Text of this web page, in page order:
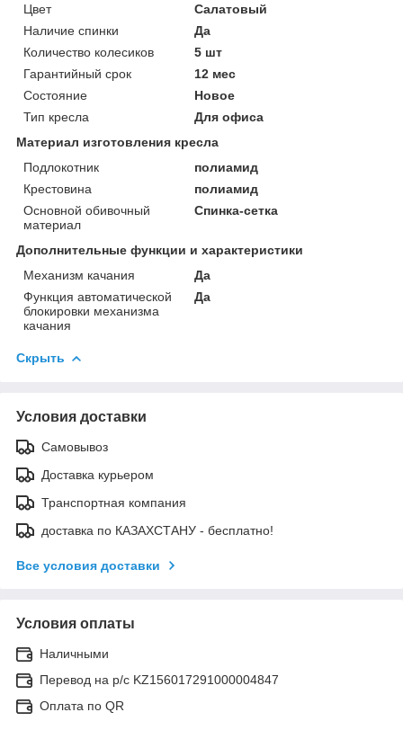
Цвет
Салатовый
Наличие спинки
Да
Количество колесиков
5 шт
Гарантийный срок
12 мес
Состояние
Новое
Тип кресла
Для офиса
Материал изготовления кресла
Подлокотник
полиамид
Крестовина
полиамид
Основной обивочный
материал
Спинка-сетка
Дополнительные функции и характеристики
Механизм качания
Да
Функция автоматической
блокировки механизма
качания
Да
Скрыть
Условия доставки
Самовывоз
Доставка курьером
Транспортная компания
доставка по КАЗАХСТАНУ - бесплатно!
Все условия доставки
Условия оплаты
Наличными
Перевод на р/с KZ156017291000004847
Оплата по QR